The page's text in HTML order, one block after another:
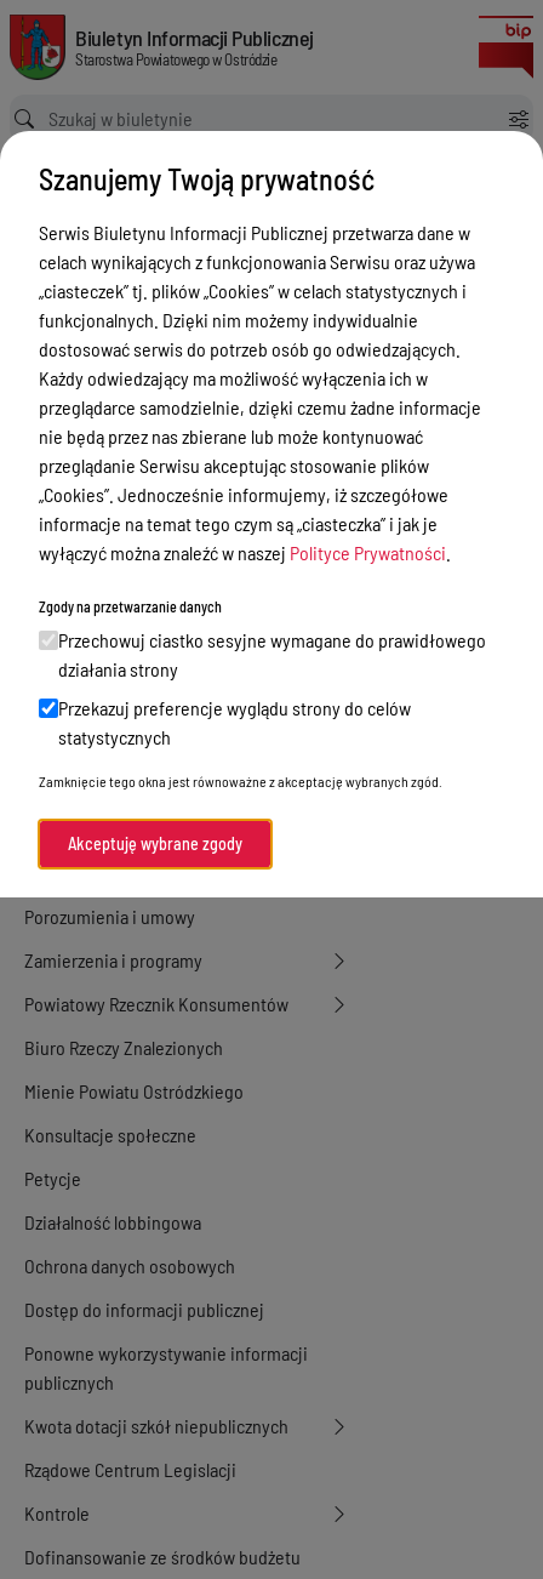
Informacja o udzielonych umorzeniach niepodatkowych należności
Biuletyn Informacji Publicznej Starostwa Powiatowego w Ostródzie
Biuletyn Informacji Publicznej
Starostwa Powiatowego w Ostródzie
Ścieżka powrotu
Strona główna
Informacja
Informacja o udzielonych umorzeniach niepodatkowych należności budżetowych o których mowa w art. 60 ustawy z dnia 27 sierpnia 2009 roku o finansach publicznych Dz. U. z 10 lutego 2017 poz. 305 ze zmianami)
Informacja
Menu Przedmiotowe
Starostwo Powiatowe
Poradnik Interesanta
Informacje o naborze
Zamówienia Publiczne
Tablica ogłoszeń
Dyżury Aptek w Powiecie Ostródzkim
Akty Prawne
Rejestry, ewidencje i archiwa
Budżet
Organizacja działania samorządu
powiatowego
Organy Powiatu
Oświadczenia majątkowe
Porozumienia i umowy
Zamierzenia i programy
Powiatowy Rzecznik Konsumentów
Biuro Rzeczy Znalezionych
Mienie Powiatu Ostródzkiego
Konsultacje społeczne
Petycje
Działalność lobbingowa
Ochrona danych osobowych
Dostęp do informacji publicznej
Ponowne wykorzystywanie informacji
publicznych
Kwota dotacji szkół niepublicznych
Rządowe Centrum Legislacji
Kontrole
Dofinansowanie ze środków budżetu
Szanujemy Twoją prywatność
Serwis Biuletynu Informacji Publicznej przetwarza dane w
celach wynikających z funkcjonowania Serwisu oraz używa
„ciasteczek” tj. plików „Cookies” w celach statystycznych i
funkcjonalnych. Dzięki nim możemy indywidualnie
dostosować serwis do potrzeb osób go odwiedzających.
Każdy odwiedzający ma możliwość wyłączenia ich w
przeglądarce samodzielnie, dzięki czemu żadne informacje
nie będą przez nas zbierane lub może kontynuować
przeglądanie Serwisu akceptując stosowanie plików
„Cookies”. Jednocześnie informujemy, iż szczegółowe
informacje na temat tego czym są „ciasteczka” i jak je
wyłączyć można znaleźć w naszej Polityce Prywatności
Zgody na przetwarzanie danych
Przechowuj ciastko sesyjne wymagane do prawidłowego
działania strony
Przekazuj preferencje wyglądu strony do celów
statystycznych
Zamknięcie tego okna jest równoważne z akceptację wybranych zgód.
Akceptuję wybrane zgody